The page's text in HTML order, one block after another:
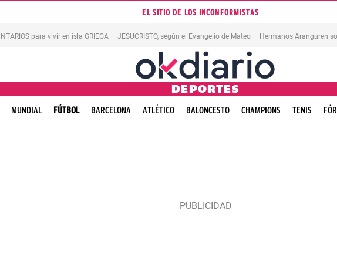
EL SITIO DE LOS INCONFORMISTAS
para vivir en isla GRIEGA JESUCRISTO, según el Evangelio de Mateo Hermanos Aranguren
DEPORTES
MUNDIAL FÚTBOL BARCELONA ATLÉTICO BALONCESTO CHAMPIONS TENIS